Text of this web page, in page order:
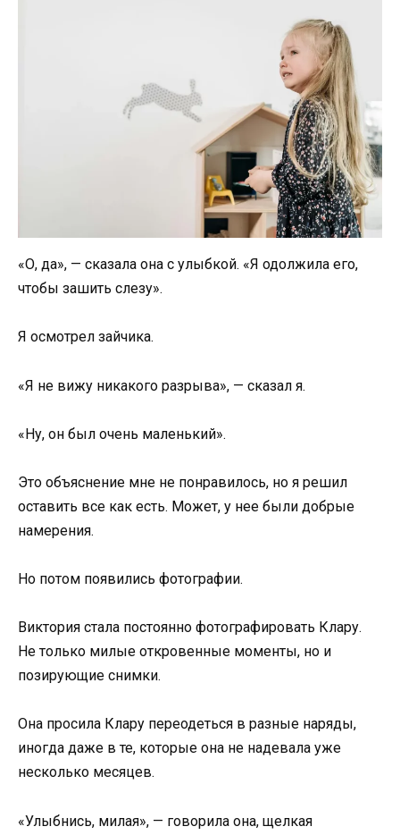
«О, да», — сказала она с улыбкой. «Я одолжила его,
чтобы зашить слезу».
Я осмотрел зайчика.
«Я не вижу никакого разрыва», — сказал я.
«Ну, он был очень маленький».
Это объяснение мне не понравилось, но я решил
оставить все как есть. Может, у нее были добрые
намерения.
Но потом появились фотографии.
Виктория стала постоянно фотографировать Клару.
Не только милые откровенные моменты, но и
позирующие снимки.
Она просила Клару переодеться в разные наряды,
иногда даже в те, которые она не надевала уже
несколько месяцев.
«Улыбнись, милая», — говорила она, щелкая